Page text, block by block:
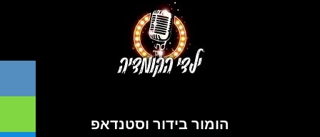
הומור בידור וסטנדאפ